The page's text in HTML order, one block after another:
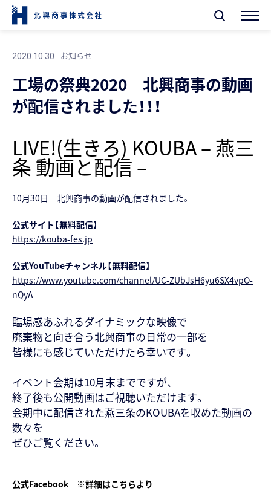
2020.10.30 お知らせ
工場の祭典2020 北興商事の動画
が配信されました！！！
LIVE!(生きろ) KOUBA – 燕三
条 動画と配信 –
10月30日 北興商事の動画が配信されました。
公式サイト【無料配信】
https://kouba-fes.jp
公式YouTubeチャンネル【無料配信】
https://www.youtube.com/channel/UC-ZUbJsH6yu6SX4vpO-
nQyA
臨場感あふれるダイナミックな映像で
廃棄物と向き合う北興商事の日常の一部を
皆様にも感じていただけたら幸いです。
イベント会期は10月末までですが、
終了後も公開動画はご視聴いただけます。
会期中に配信された燕三条のKOUBAを収めた動画の
数々を
ぜひご覧ください。
公式Facebook ※詳細はこちらより